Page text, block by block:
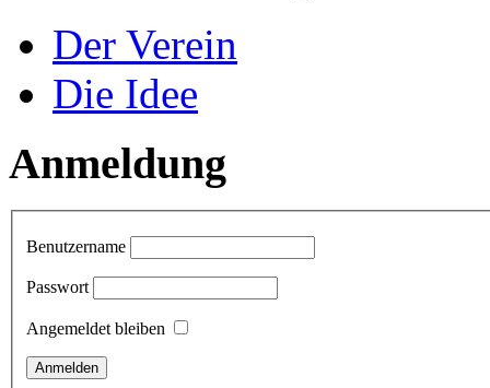
Der Verein
Die Idee
Anmeldung
Benutzername
Passwort
Angemeldet bleiben